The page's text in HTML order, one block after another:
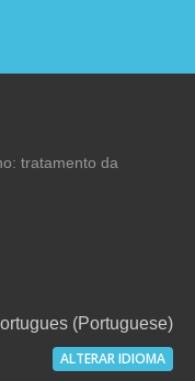
tratamento da
(Portuguese)
ALTERAR IDIOMA